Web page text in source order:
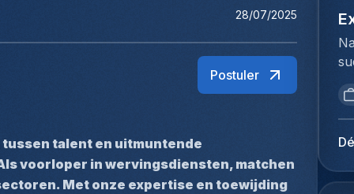
28/07/2025
Postuler
tussen talent en uitmuntende
voorloper in wervingsdiensten, matchen
Met onze expertise en toewijding